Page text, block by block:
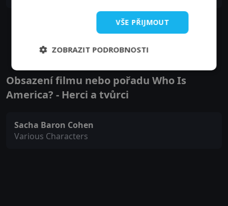
Zobrazit další epizody
Obsazení filmu nebo pořadu Who Is
America? - Herci a tvůrci
Sacha Baron Cohen
Various Characters
VŠE PŘIJMOUT
ZOBRAZIT PODROBNOSTI